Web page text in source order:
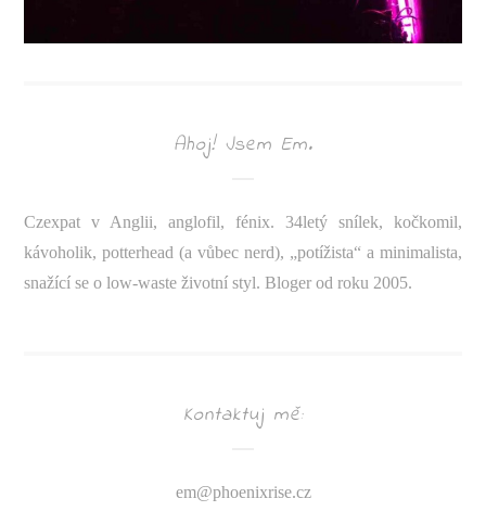
Ahoj! Jsem Em.
Czexpat v Anglii, anglofil, fénix. 34letý snílek, kočkomil,
kávoholik, potterhead (a vůbec nerd), „potížista“ a minimalista,
snažící se o low-waste životní styl. Bloger od roku 2005.
Kontaktuj mě:
em@phoenixrise.cz